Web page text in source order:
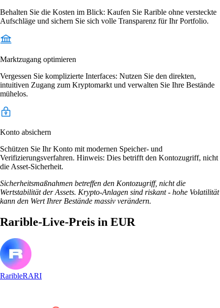
Behalten Sie die Kosten im Blick: Kaufen Sie Rarible ohne versteckte
Aufschläge und sichern Sie sich volle Transparenz für Ihr Portfolio.
Marktzugang optimieren
Vergessen Sie komplizierte Interfaces: Nutzen Sie den direkten,
intuitiven Zugang zum Kryptomarkt und verwalten Sie Ihre Bestände
mühelos.
Konto absichern
Schützen Sie Ihr Konto mit modernen Speicher- und
Verifizierungsverfahren. Hinweis: Dies betrifft den Kontozugriff, nicht
die Asset-Sicherheit.
Sicherheitsmaßnahmen betreffen den Kontozugriff, nicht die
Wertstabilität der Assets. Krypto-Anlagen sind riskant - hohe Volatilität
kann den Wert Ihrer Bestände massiv verändern.
Rarible-Live-Preis in EUR
RaribleRARI